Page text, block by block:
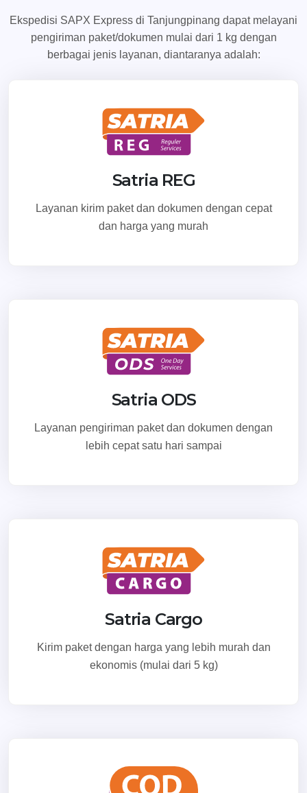
Ekspedisi SAPX Express di Tanjungpinang dapat melayani
pengiriman paket/dokumen mulai dari 1 kg dengan
berbagai jenis layanan, diantaranya adalah:
Satria REG
Layanan kirim paket dan dokumen dengan cepat
dan harga yang murah
Satria ODS
Layanan pengiriman paket dan dokumen dengan
lebih cepat satu hari sampai
Satria Cargo
Kirim paket dengan harga yang lebih murah dan
ekonomis (mulai dari 5 kg)